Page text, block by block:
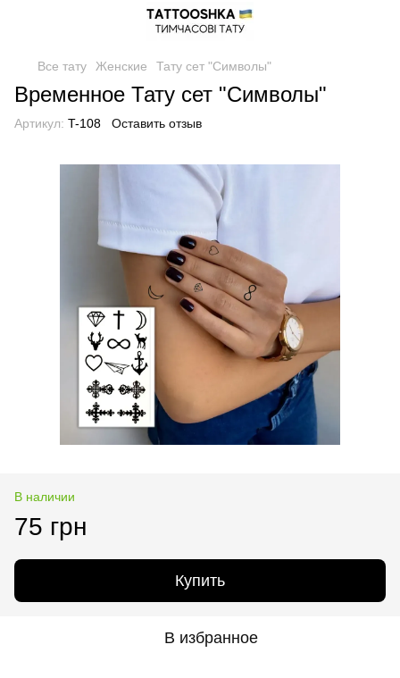
Все тату Женские Тату сет "Символы"
Временное Тату сет "Символы"
Артикул: T-108 Оставить отзыв
В наличии
75 грн
Купить
В избранное